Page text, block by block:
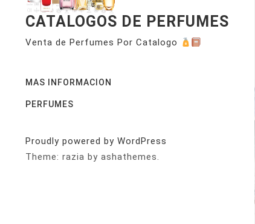
CATALOGOS DE PERFUMES
Venta de Perfumes Por Catalogo
MAS INFORMACION
PERFUMES
Proudly powered by WordPress
Theme: razia by ashathemes.